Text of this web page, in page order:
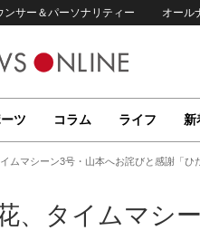
ンサー＆パーソナリティー オール
ツ コラム ライフ 新
ムマシーン3号・山本へお詫びと感謝
、タイムマシ